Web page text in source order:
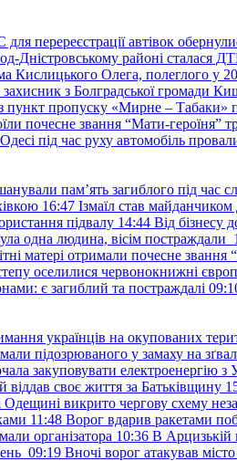
перереєстрації автівок
Дністровському районі сталася
Кислицького Олега, полеглого у
з Болградської громади
пункт пропуску «Мирне – Табаки»
почесне звання “Мати-героїня”
під час руху автомобіль
пам’ять загиблого під
16:47 Ізмаїл став
підвалу 14:44 Від бізнесу
одна людина, вісім постраждали
матері отримали почесне звання
оселилися червонокнижні
є загиблий та постраждалі
українців на окупованих
підозрюваного у замаху на
закуповувати електроенергію
своє життя за Батьківщину
викрито чергову схему
11:48 Ворог вдарив ракетами
організатора 10:36 В Арцизькій
09:19 Вночі ворог атакував